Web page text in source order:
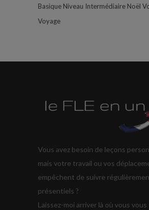
Basique Niveau Intermédiaire Noël
Voyage
Vous avez besoin de leçons
mais votre travail ou vos
empêchent de suivre
présentiels ?
Laissez-moi arriver là où vous